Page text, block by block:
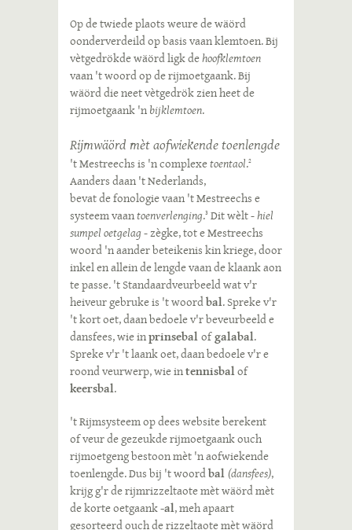
Op de twiede plaots weure de wäörd
oonderverdeild op basis vaan klemtoen. Bij
vètgedrökde wäörd ligk dehoofklemtoen
vaan 't woord op de rijmoetgaank. Bij
wäörd die neet vètgedrök zien heet de
rijmoetgaank 'nbijklemtoen.
Rijmwäörd mèt aofwiekende toenlengde
't Mestreechs is 'n complexetoentaol.2
Aanders daan 't Nederlands,
bevat de fonologie vaan 't Mestreechs e
systeem vaantoenverlenging.3 Dit wèlt -hiel
sumpel oetgelag- zègke, tot e Mestreechs
woord 'n aander beteikenis kin kriege, door
inkel en allein de lengde vaan de klaank aon
te passe. 't Standaardveurbeeld wat v'r
heiveur gebruke is 't woordbal. Spreke v'r
't kort oet, daan bedoele v'r beveurbeeld e
dansfees, wie inprinsebalofgalabal.
Spreke v'r 't laank oet, daan bedoele v'r e
roond veurwerp, wie intennisbalof
keersbal.
't Rijmsysteem op dees website berekent
of veur de gezeukde rijmoetgaank ouch
rijmoetgeng bestoon mèt 'n aofwiekende
toenlengde. Dus bij 't woordbal (dansfees),
krijg g'r de rijmrizzeltaote mèt wäörd mèt
de korte oetgaank-al, meh apaart
gesorteerd ouch de rizzeltaote mèt wäörd